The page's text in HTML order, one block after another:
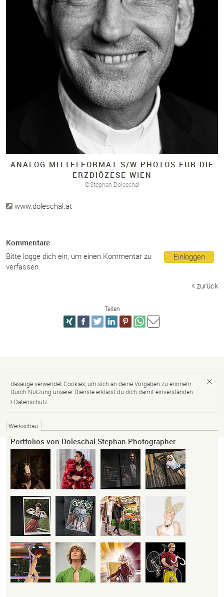
ANALOG MITTELFORMAT S/W PHOTOS FÜR DIE
ERZDIÖZESE WIEN
©Stephan Doleschal
www.doleschal.at
Kommentare
Einloggen
Bitte logge dich ein, um einen Kommentar zu
verfassen.
zurück
Teilen
dasauge verwendet Cookies, um sich an deine Vorgaben zu erinnern.
Durch Nutzung unserer Dienste erklärst du dich damit einverstanden.
Datenschutz
Werkschau
Portfolios von Doleschal Stephan Photographer